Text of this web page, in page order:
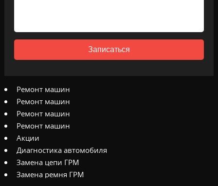
Записаться
Ремонт машин
Ремонт машин
Ремонт машин
Ремонт машин
Акции
Диагностика автомобиля
Замена цепи ГРМ
Замена ремня ГРМ